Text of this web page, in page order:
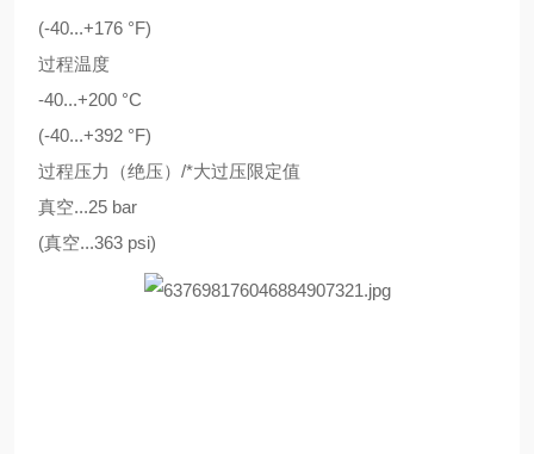
(-40...+176 °F)
过程温度
-40...+200 °C
(-40...+392 °F)
过程压力（绝压）/*大过压限定值
真空...25 bar
(真空...363 psi)